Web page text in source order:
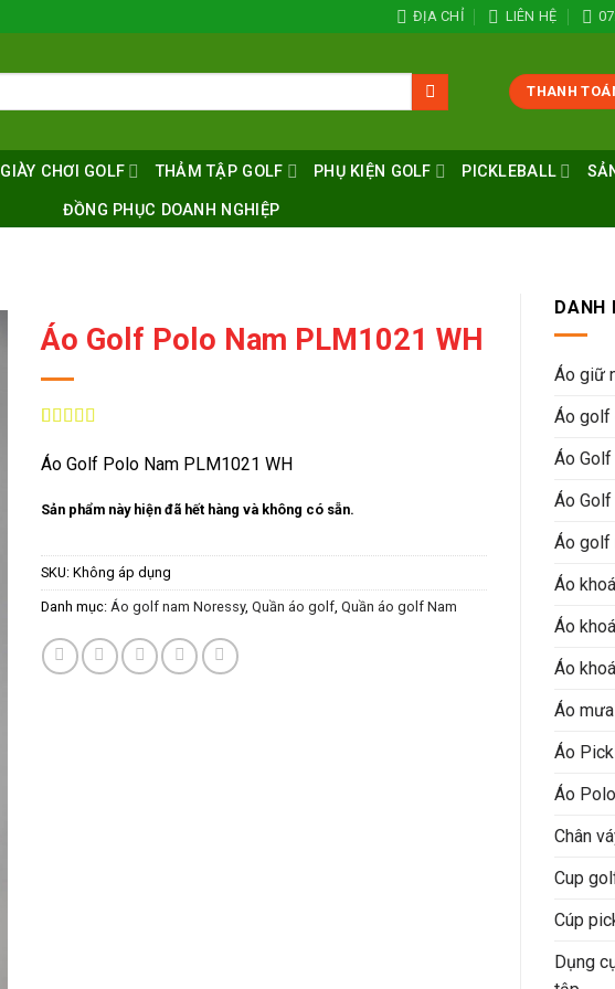
ĐỊA CHỈ LIÊN HỆ
THANH
GIÀY CHƠI GOLF THẢM TẬP GOLF PHỤ KIỆN GOLF PICKLEBALL
ĐỒNG PHỤC DOANH NGHIỆP
DANH
Áo giữ
Áo golf
Áo
Áo
Áo golf
Áo
Áo
Áo
Áo
Áo
Áo
Chân
Cup
Cúp
Dụng
Áo Golf Polo Nam PLM1021 WH
trênđánh
Áo Golf Polo Nam PLM1021 WH
Sản phẩm này hiện đã hết hàng và không có sẵn.
SKU: Không áp dụng
Danh mục: Áo golf nam Noressy, Quần áo golf, Quần áo golf Nam